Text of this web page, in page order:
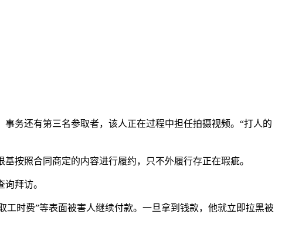
务还有第三名参取者，该人正在过程中担任拍摄视频。“打人的
照合同商定的内容进行履约，只不外履行存正在瑕疵。
拜访。
时费”等表面被害人继续付款。一旦拿到钱款，他就立即拉黑被